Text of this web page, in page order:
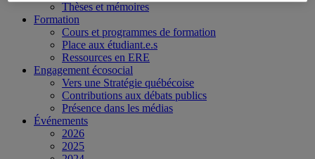
Thèses et mémoires
Formation
Cours et programmes de formation
Place aux étudiant.e.s
Ressources en ERE
Engagement écosocial
Vers une Stratégie québécoise
Contributions aux débats publics
Présence dans les médias
Événements
2026
2025